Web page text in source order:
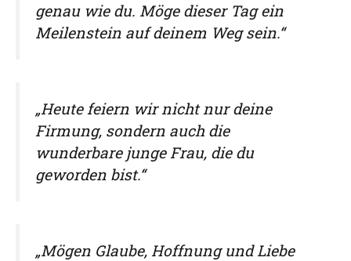
genau wie du. Möge dieser Tag ein
Meilenstein auf deinem Weg sein.“
„Heute feiern wir nicht nur deine
Firmung, sondern auch die
wunderbare junge Frau, die du
geworden bist.“
„Mögen Glaube, Hoffnung und Liebe